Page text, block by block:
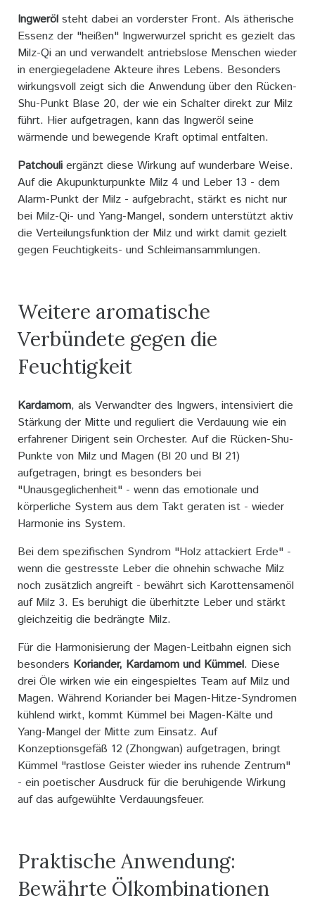
Ingweröl steht dabei an vorderster Front. Als ätherische
Essenz der "heißen" Ingwerwurzel spricht es gezielt das
Milz-Qi an und verwandelt antriebslose Menschen wieder
in energiegeladene Akteure ihres Lebens. Besonders
wirkungsvoll zeigt sich die Anwendung über den Rücken-
Shu-Punkt Blase 20, der wie ein Schalter direkt zur Milz
führt. Hier aufgetragen, kann das Ingweröl seine
wärmende und bewegende Kraft optimal entfalten.
Patchouli ergänzt diese Wirkung auf wunderbare Weise.
Auf die Akupunkturpunkte Milz 4 und Leber 13 - dem
Alarm-Punkt der Milz - aufgebracht, stärkt es nicht nur
bei Milz-Qi- und Yang-Mangel, sondern unterstützt aktiv
die Verteilungsfunktion der Milz und wirkt damit gezielt
gegen Feuchtigkeits- und Schleimansammlungen.
Weitere aromatische
Verbündete gegen die
Feuchtigkeit
Kardamom, als Verwandter des Ingwers, intensiviert die
Stärkung der Mitte und reguliert die Verdauung wie ein
erfahrener Dirigent sein Orchester. Auf die Rücken-Shu-
Punkte von Milz und Magen (Bl 20 und Bl 21)
aufgetragen, bringt es besonders bei
"Unausgeglichenheit" - wenn das emotionale und
körperliche System aus dem Takt geraten ist - wieder
Harmonie ins System.
Bei dem spezifischen Syndrom "Holz attackiert Erde" -
wenn die gestresste Leber die ohnehin schwache Milz
noch zusätzlich angreift - bewährt sich Karottensamenöl
auf Milz 3. Es beruhigt die überhitzte Leber und stärkt
gleichzeitig die bedrängte Milz.
Für die Harmonisierung der Magen-Leitbahn eignen sich
besonders Koriander, Kardamom und Kümmel. Diese
drei Öle wirken wie ein eingespieltes Team auf Milz und
Magen. Während Koriander bei Magen-Hitze-Syndromen
kühlend wirkt, kommt Kümmel bei Magen-Kälte und
Yang-Mangel der Mitte zum Einsatz. Auf
Konzeptionsgefäß 12 (Zhongwan) aufgetragen, bringt
Kümmel "rastlose Geister wieder ins ruhende Zentrum"
- ein poetischer Ausdruck für die beruhigende Wirkung
auf das aufgewühlte Verdauungsfeuer.
Praktische Anwendung:
Bewährte Ölkombinationen